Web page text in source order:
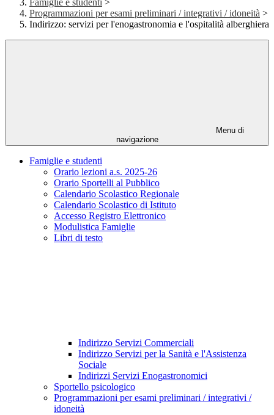
Famiglie e studenti >
Programmazioni per esami preliminari / integrativi / idoneità >
Indirizzo: servizi per l'enogastronomia e l'ospitalità alberghiera
Menu di
navigazione
Famiglie e studenti
Orario lezioni a.s. 2025-26
Orario Sportelli al Pubblico
Calendario Scolastico Regionale
Calendario Scolastico di Istituto
Accesso Registro Elettronico
Modulistica Famiglie
Libri di testo
Indirizzo Servizi Commerciali
Indirizzo Servizi per la Sanità e l'Assistenza
Sociale
Indirizzi Servizi Enogastronomici
Sportello psicologico
Programmazioni per esami preliminari / integrativi /
idoneità